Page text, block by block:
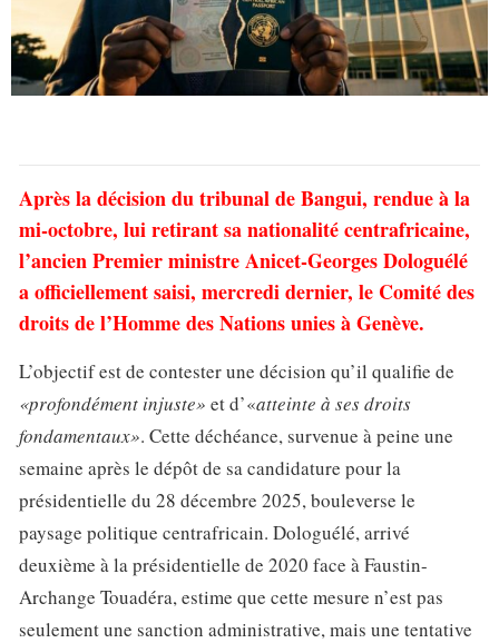
Après la décision du tribunal de Bangui, rendue à la
mi-octobre, lui retirant sa nationalité centrafricaine,
l’ancien Premier ministre Anicet-Georges Dologuélé
a officiellement saisi, mercredi dernier, le Comité des
droits de l’Homme des Nations unies à Genève.
L’objectif est de contester une décision qu’il qualifie de
«profondément injuste» et d’«atteinte à ses droits
fondamentaux». Cette déchéance, survenue à peine une
semaine après le dépôt de sa candidature pour la
présidentielle du 28 décembre 2025, bouleverse le
paysage politique centrafricain. Dologuélé, arrivé
deuxième à la présidentielle de 2020 face à Faustin-
Archange Touadéra, estime que cette mesure n’est pas
seulement une sanction administrative, mais une tentative